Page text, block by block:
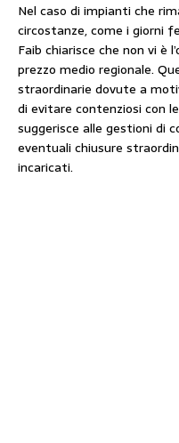
Nel caso di impianti che
circostanze, come i giorni
Faib chiarisce che non vi è
prezzo medio regionale.
straordinarie dovute a
di evitare contenziosi con
suggerisce alle gestioni di
eventuali chiusure
incaricati.